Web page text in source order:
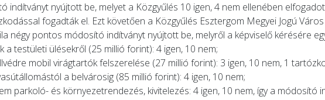
indítványt nyújtott be, melyet a Közgyűlés 10 igen, 4 nem ellenében
fogadták el. Ezt követően a Közgyűlés Esztergom Megyei Jogú
négy pontos módosító indítványt nyújtott be, melyről a képviselő kérésére
a testületi ülésekről (25 millió forint): 4 igen, 10 nem;
mobil virágtartók felszerelése (27 millió forint): 3 igen, 10 nem, 1
a belvárosig (85 millió forint): 4 igen, 10 nem;
parkoló- és környezetrendezés, kivitelezés: 4 igen, 10 nem, így a módosító